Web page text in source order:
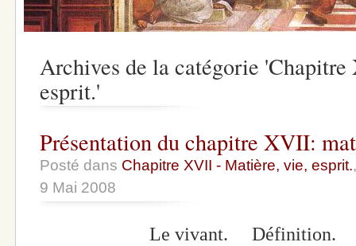
Archives de la catégorie
esprit.'
Présentation du chapitre XVII:
Posté dans Chapitre XVII - Matière, vie, esprit.
9 Mai 2008
Le vivant. Définition.